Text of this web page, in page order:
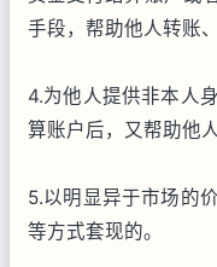
手段，帮助他人转账
4.为他人提供非本人
算账户后，又帮助他
5.以明显异于市场的
等方式套现的。